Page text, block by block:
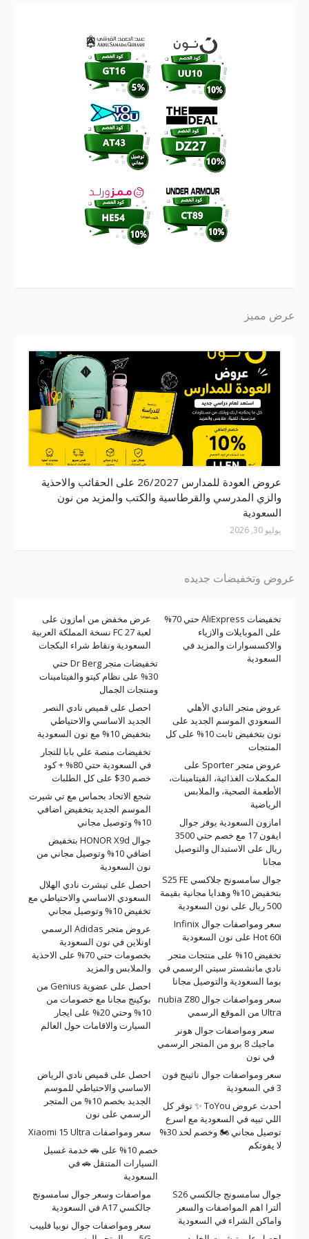
عرض مميز
عروض العودة للمدارس 26/2027 على الحقائب والاحذية
والزي المدرسي والقرطاسية والكتب والمزيد من نون
السعودية
يوليو 30, 2026
عروض وتخفيضات جديده
تخفيضات AliExpress حتي 70%
على الموبايلات والازياء
والاكسسوارات والمزيد في
السعودية
عرض مخفض من امازون على
لعبة FC 27 نسخة المملكة العربية
السعودية ونقاط شراء البكجات
تخفيضات متجر Dr Berg حتي
30% على نظام كيتو والفيتامينات
ومنتجات الجمال
احصل على قميص نادي النصر
الجديد الاساسي والاحتياطي
بتخفيض 10% مع نون السعودية
عروض متجر النادي الأهلي
السعودي الموسم الجديد على
نون بتخفيض ثابت 10% على كل
المنتجات
تخفيضات منصة علي بابا للتجار
في السعودية حتي 80% + كود
خصم 30$ على كل الطلبات
عروض متجر Sporter على
المكملات الغذائية، الفيتامينات،
الأطعمة الصحية، والملابس
الرياضية
شجع الاتحاد بحماس مع تي شيرت
الموسم الجديد بتخفيض اضافي
10% وتوصيل مجاني
امازون السعودية يوفر جوال
ايفون 17 مع خصم حتي 3500
ريال على الاستبدال والتوصيل
مجانا
جوال HONOR X9d بتخفيض
اضافي 10% وتوصيل مجاني من
نون السعودية
جوال سامسونج جلاكسي S25 FE
بتخفيض 10% وهدايا مجانية بقيمة
500 ريال على نون السعودية
احصل على تيشرت نادي الهلال
السعودي الاساسي والاحتياطي مع
تخفيض 10% وتوصيل مجاني
سعر ومواصفات جوال Infinix
Hot 60i على نون السعودية
عروض متجر Adidas الرسمي
اونلاين في نون السعودية
بخصومات حتي 70% على الاحذية
والملابس والمزيد
تخفيض 10% على منتجات متجر
نادي مانشستر سيتي الرسمي في
بوما السعودية والتوصيل مجانا
احصل على عضوية Genius من
بوكينج مجانا مع خصومات من
10% وحتي 20% على ايجار
السيارت والاقامات حول العالم
سعر ومواصفات جوال nubia Z80
Ultra من الموقع الرسمي
سعر ومواصفات جوال هونر
ماجيك 8 برو من المتجر الرسمي
في نون
سعر ومواصفات جوال ناثينج فون
3 في السعودية
احصل على قميص نادي الرياض
الاساسي والاحتياطي للموسم
الجديد بخصم 10% من المتجر
الرسمي على نون
أحدث عروض ToYou ✨ توفر كل
اللي تبيه في السعودية مع اسرع
توصيل مجاني 🏍 وخصم لحد 30%
لا يفوتكم
سعر ومواصفات Xiaomi 15 Ultra
خصم 10% على 🚗 خدمة غسيل
السيارات المتنقل 🚗 في
السعودية
مواصفات وسعر جوال سامسونج
جالكسي A17 في السعودية
جوال سامسونج جالكسي S26
ألترا اهم المواصفات والسعر
واماكن الشراء في السعودية
سعر ومواصفات جوال نوبيا فلييب